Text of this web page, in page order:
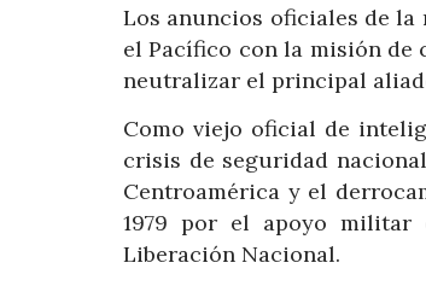
Los anuncios oficiales de
el Pacífico con la misión de
neutralizar el principal
Como viejo oficial de
crisis de seguridad
Centroamérica y el
1979 por el apoyo militar
Liberación Nacional.